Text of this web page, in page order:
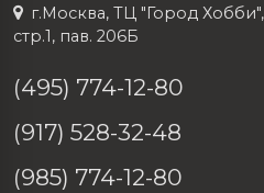
г.Москва, ТЦ "Город
стр.1, пав. 206Б
(495) 774-12-80
(917) 528-32-48
(985) 774-12-80